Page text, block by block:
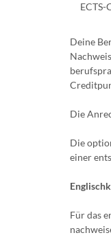
Deine
Die
Die
einer
Für das